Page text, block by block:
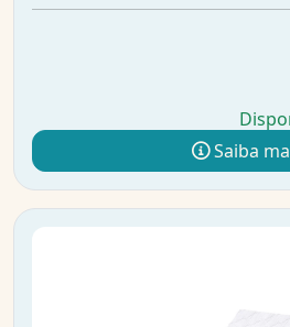
Saiba